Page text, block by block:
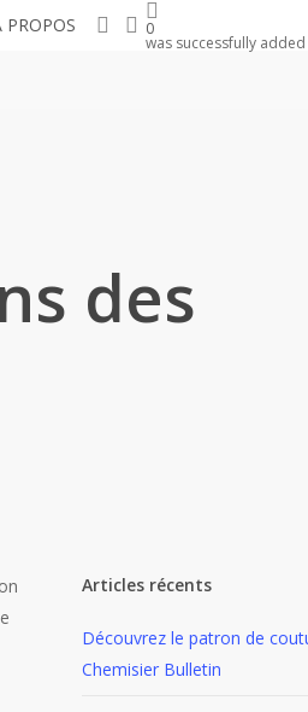
PROPOS searchaccount
0
was successfully
des
Articles récents
Découvrez le patron de
Chemisier Bulletin